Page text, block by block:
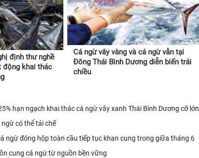
định thư nghề
động khai thác
Cá ngừ vây vàng và cá ngừ vằn tại
Đông Thái Bình Dương diễn biến trái
chiều
hạn ngạch khai thác cá ngừ vây xanh Thái Bình Dương cỡ lớn
có thể tái chế
ngừ đóng hộp toàn cầu tiếp tục khan cung trong giữa tháng 6
cung cá ngừ từ nguồn bền vững